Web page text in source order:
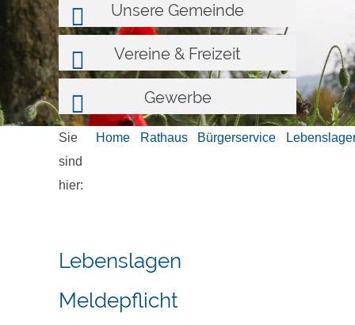
Unsere Gemeinde
Vereine & Freizeit
Gewerbe
Sie
sind
hier:
Home Rathaus Bürgerservice
Lebenslagen
Meldepflicht